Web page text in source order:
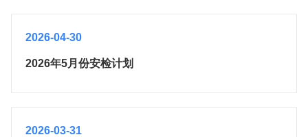
2026-04-30
2026年5月份安检计划
2026-03-31